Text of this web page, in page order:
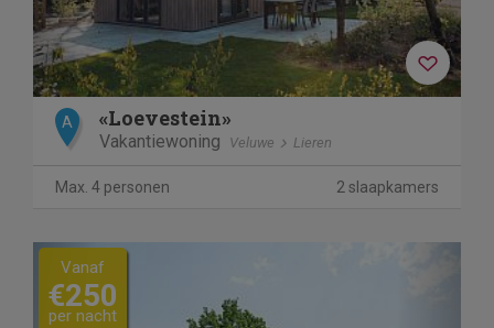
A «Loevestein»
Vakantiewoning Veluwe Lieren
Max. 4 personen 2 slaapkamers
Previous
Vanaf
€250
per nacht